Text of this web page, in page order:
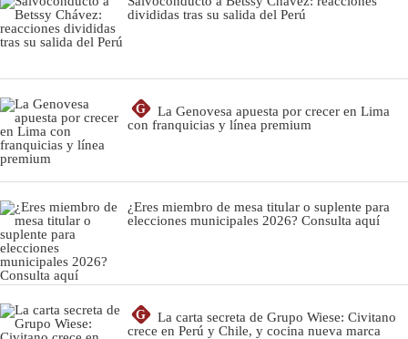
divididas tras su salida del Perú
G
La Genovesa apuesta por crecer en Lima
con franquicias y línea premium
¿Eres miembro de mesa titular o suplente para
elecciones municipales 2026? Consulta aquí
G
La carta secreta de Grupo Wiese: Civitano
crece en Perú y Chile, y cocina nueva marca